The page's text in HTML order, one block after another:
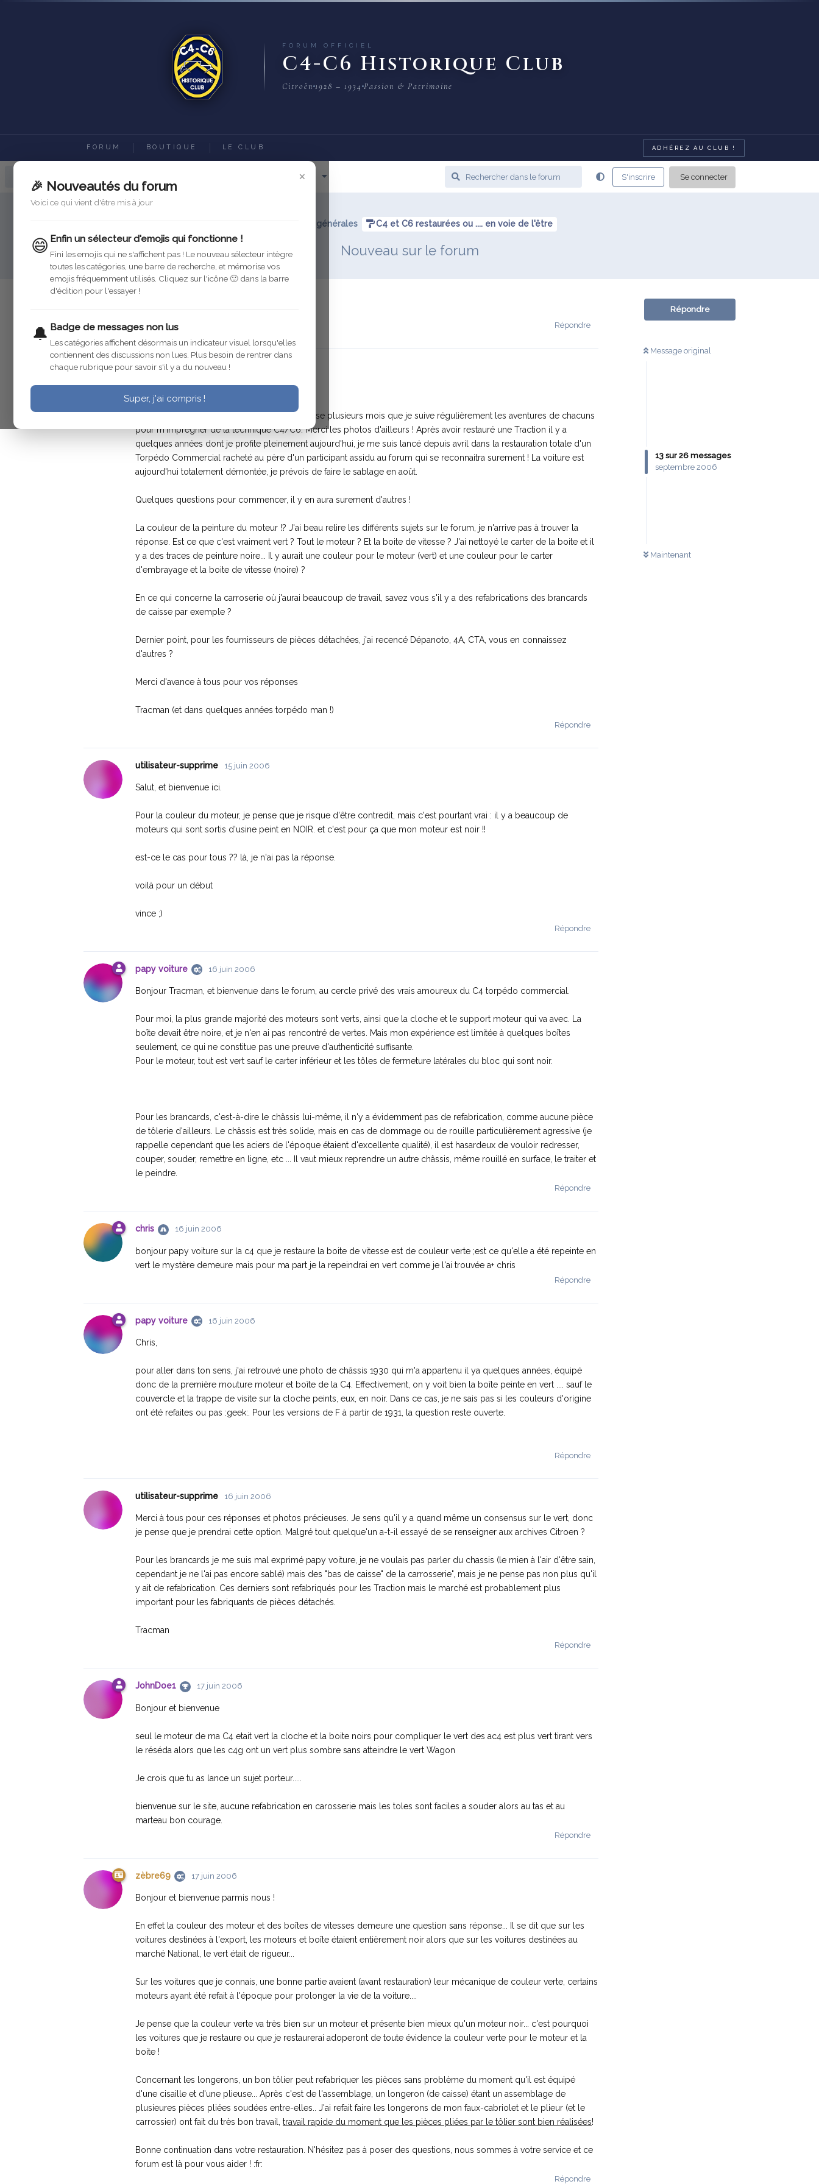
FORUM OFFICIEL
C4-C6 Historique Club
Citroën 1928 – 1934 Passion & Patrimoine
FORUM BOUTIQUE LE CLUB ADHÉREZ AU CLUB !
×
🎉 Nouveautés du forum
Voici ce qui vient d'être mis à jour
😄 Enfin un sélecteur d'emojis qui fonctionne !
Fini les emojis qui ne s'affichent pas ! Le nouveau sélecteur intègre
toutes les catégories, une barre de recherche, et mémorise vos
emojis fréquemment utilisés. Cliquez sur l'icône 🙂 dans la barre
d'édition pour l'essayer !
🔔 Badge de messages non lus
Les catégories affichent désormais un indicateur visuel lorsqu'elles
contiennent des discussions non lues. Plus besoin de rentrer dans
chaque rubrique pour savoir s'il y a du nouveau !
Super, j'ai compris !
Accès Rapide S'inscrire Se connecter
Rubriques générales C4 et C6 restaurées ou .... en voie de l'être
Nouveau sur le forum
Répondre
Message original
13 sur 26 messages
septembre 2006
Maintenant
Répondre
utilisateur-supprime 15 juin 2006
Bonjour à tous,
je suis nouveau sur le forum, quoique cela fasse plusieurs mois que je suive régulièrement les aventures de chacuns
pour m'imprégner de la technique C4/C6. Merci les photos d'ailleurs ! Après avoir restauré une Traction il y a
quelques années dont je profite pleinement aujourd'hui, je me suis lancé depuis avril dans la restauration totale d'un
Torpédo Commercial racheté au père d'un participant assidu au forum qui se reconnaitra surement ! La voiture est
aujourd'hui totalement démontée, je prévois de faire le sablage en août.
Quelques questions pour commencer, il y en aura surement d'autres !
La couleur de la peinture du moteur !? J'ai beau relire les différents sujets sur le forum, je n'arrive pas à trouver la
réponse. Est ce que c'est vraiment vert ? Tout le moteur ? Et la boite de vitesse ? J'ai nettoyé le carter de la boite et il
y a des traces de peinture noire... Il y aurait une couleur pour le moteur (vert) et une couleur pour le carter
d'embrayage et la boite de vitesse (noire) ?
En ce qui concerne la carroserie où j'aurai beaucoup de travail, savez vous s'il y a des refabrications des brancards
de caisse par exemple ?
Dernier point, pour les fournisseurs de pièces détachées, j'ai recencé Dépanoto, 4A, CTA, vous en connaissez
d'autres ?
Merci d'avance à tous pour vos réponses
Tracman (et dans quelques années torpédo man !)
Répondre
utilisateur-supprime 15 juin 2006
Salut, et bienvenue ici.
Pour la couleur du moteur, je pense que je risque d'être contredit, mais c'est pourtant vrai : il y a beaucoup de
moteurs qui sont sortis d'usine peint en NOIR. et c'est pour ça que mon moteur est noir !!
est-ce le cas pour tous ?? là, je n'ai pas la réponse.
voilà pour un début
vince ;)
Répondre
papy voiture 16 juin 2006
Bonjour Tracman, et bienvenue dans le forum, au cercle privé des vrais amoureux du C4 torpédo commercial.
Pour moi, la plus grande majorité des moteurs sont verts, ainsi que la cloche et le support moteur qui va avec. La
boîte devait être noire, et je n'en ai pas rencontré de vertes. Mais mon expérience est limitée à quelques boîtes
seulement, ce qui ne constitue pas une preuve d'authenticité suffisante.
Pour le moteur, tout est vert sauf le carter inférieur et les tôles de fermeture latérales du bloc qui sont noir.
Pour les brancards, c'est-à-dire le châssis lui-même, il n'y a évidemment pas de refabrication, comme aucune pièce
de tôlerie d'ailleurs. Le châssis est très solide, mais en cas de dommage ou de rouille particulièrement agressive (je
rappelle cependant que les aciers de l'époque étaient d'excellente qualité), il est hasardeux de vouloir redresser,
couper, souder, remettre en ligne, etc ... Il vaut mieux reprendre un autre châssis, même rouillé en surface, le traiter et
le peindre.
Répondre
chris 16 juin 2006
bonjour papy voiture sur la c4 que je restaure la boite de vitesse est de couleur verte ;est ce qu'elle a été repeinte en
vert le mystère demeure mais pour ma part je la repeindrai en vert comme je l'ai trouvée a+ chris
Répondre
papy voiture 16 juin 2006
Chris,
pour aller dans ton sens, j'ai retrouvé une photo de châssis 1930 qui m'a appartenu il ya quelques années, équipé
donc de la première mouture moteur et boîte de la C4. Effectivement, on y voit bien la boîte peinte en vert .... sauf le
couvercle et la trappe de visite sur la cloche peints, eux, en noir. Dans ce cas, je ne sais pas si les couleurs d'origine
ont été refaites ou pas :geek:. Pour les versions de F à partir de 1931, la question reste ouverte.
Répondre
utilisateur-supprime 16 juin 2006
Merci à tous pour ces réponses et photos précieuses. Je sens qu'il y a quand même un consensus sur le vert, donc
je pense que je prendrai cette option. Malgré tout quelque'un a-t-il essayé de se renseigner aux archives Citroen ?
Pour les brancards je me suis mal exprimé papy voiture, je ne voulais pas parler du chassis (le mien à l'air d'être sain,
cependant je ne l'ai pas encore sablé) mais des "bas de caisse" de la carrosserie", mais je ne pense pas non plus qu'il
y ait de refabrication. Ces derniers sont refabriqués pour les Traction mais le marché est probablement plus
important pour les fabriquants de pièces détachés.
Tracman
Répondre
JohnDoe1 17 juin 2006
Bonjour et bienvenue
seul le moteur de ma C4 etait vert la cloche et la boite noirs pour compliquer le vert des ac4 est plus vert tirant vers
le réséda alors que les c4g ont un vert plus sombre sans atteindre le vert Wagon
Je crois que tu as lance un sujet porteur.....
bienvenue sur le site, aucune refabrication en carosserie mais les toles sont faciles a souder alors au tas et au
marteau bon courage.
Répondre
zèbre69 17 juin 2006
Bonjour et bienvenue parmis nous !
En effet la couleur des moteur et des boîtes de vitesses demeure une question sans réponse... Il se dit que sur les
voitures destinées à l'export, les moteurs et boîte étaient entièrement noir alors que sur les voitures destinées au
marché National, le vert était de rigueur...
Sur les voitures que je connais, une bonne partie avaient (avant restauration) leur mécanique de couleur verte, certains
moteurs ayant été refait à l'époque pour prolonger la vie de la voiture....
Je pense que la couleur verte va très bien sur un moteur et présente bien mieux qu'un moteur noir... c'est pourquoi
les voitures que je restaure ou que je restaurerai adoperont de toute évidence la couleur verte pour le moteur et la
boite !
Concernant les longerons, un bon tôlier peut refabriquer les pièces sans problème du moment qu'il est équipé
d'une cisaille et d'une plieuse... Après c'est de l'assemblage, un longeron (de caisse) étant un assemblage de
plusieures pièces pliées soudées entre-elles.. J'ai refait faire les longerons de mon faux-cabriolet et le plieur (et le
carrossier) ont fait du très bon travail, travail rapide du moment que les pièces pliées par le tôlier sont bien réalisées!
Bonne continuation dans votre restauration. N'hésitez pas à poser des questions, nous sommes à votre service et ce
forum est là pour vous aider ! :fr:
Répondre